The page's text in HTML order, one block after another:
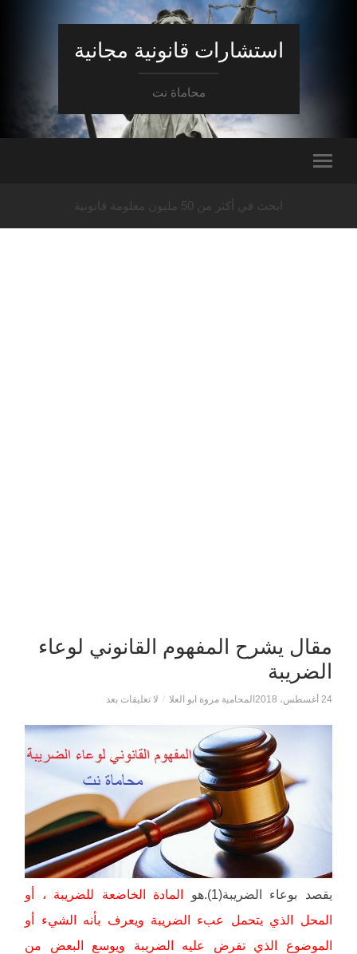
استشارات قانونية مجانية
محاماة نت
ابحث في أكثر من 50 مليون معلومة قانونية
مقال يشرح المفهوم القانوني لوعاء
الضريبة
24 أغسطس، 2018 المحامية مروة ابو العلا / لا تعليقات بعد
يقصد بوعاء الضريبة(1).هو
المادة الخاضعة للضريبة ، أو
المحل الذي يتحمل عبء الضريبة ويعرف بأنه الشيء أو
الموضوع الذي تفرض عليه الضريبة ويوسع البعض من